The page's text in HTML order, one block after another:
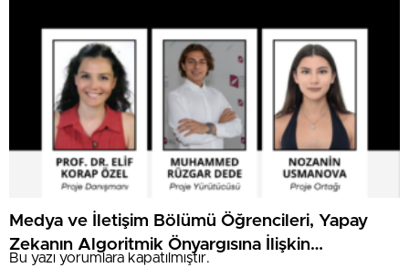
Medya ve İletişim Bölümü Öğrencileri, Yapay
Zekanın Algoritmik Önyargısına İlişkin
Farkındalık Düzeylerini Araştıracak
Bu yazı yorumlara kapatılmıştır.